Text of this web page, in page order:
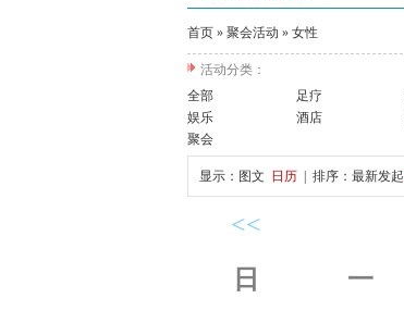
首页 » 聚会活动 » 女性
活动分类：
全部
足疗
娱乐
酒店
聚会
显示： 图文 日历 | 排序： 最新发起
<<
日
一